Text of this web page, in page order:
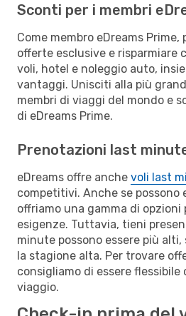
Sconti per i membri
Come membro eDreams Prime,
offerte esclusive e risparmiare
voli, hotel e noleggio auto,
vantaggi. Unisciti alla più
membri di viaggi del mondo e
di eDreams Prime.
Prenotazioni last
eDreams offre anche voli last
competitivi. Anche se possono
offriamo una gamma di
esigenze. Tuttavia, tieni
minute possono essere più
la stagione alta. Per trovare
consigliamo di essere
viaggio.